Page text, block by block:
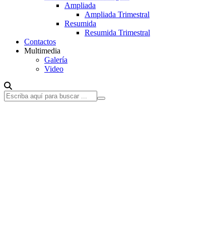
Ampliada
Ampliada Trimestral
Resumida
Resumida Trimestral
Contactos
Multimedia
Galería
Video